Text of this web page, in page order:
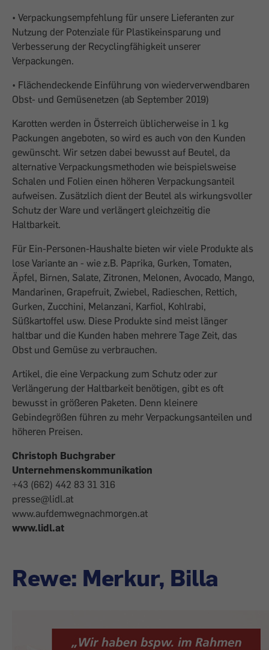
• Verpackungsempfehlung für unsere Lieferanten zur
Nutzung der Potenziale für Plastikeinsparung und
Verbesserung der Recyclingfähigkeit unserer
Verpackungen.
• Flächendeckende Einführung von wiederverwendbaren
Obst- und Gemüsenetzen (ab September 2019)
Karotten werden in Österreich üblicherweise in 1 kg
Packungen angeboten, so wird es auch von den Kunden
gewünscht. Wir setzen dabei bewusst auf Beutel, da
alternative Verpackungsmethoden wie beispielsweise
Schalen und Folien einen höheren Verpackungsanteil
aufweisen. Zusätzlich dient der Beutel als wirkungsvoller
Schutz der Ware und verlängert gleichzeitig die
Haltbarkeit.
Für Ein-Personen-Haushalte bieten wir viele Produkte als
lose Variante an - wie z.B. Paprika, Gurken, Tomaten,
Äpfel, Birnen, Salate, Zitronen, Melonen, Avocado, Mango,
Mandarinen, Grapefruit, Zwiebel, Radieschen, Rettich,
Gurken, Zucchini, Melanzani, Karfiol, Kohlrabi,
Süßkartoffel usw. Diese Produkte sind meist länger
haltbar und die Kunden haben mehrere Tage Zeit, das
Obst und Gemüse zu verbrauchen.
Artikel, die eine Verpackung zum Schutz oder zur
Verlängerung der Haltbarkeit benötigen, gibt es oft
bewusst in größeren Paketen. Denn kleinere
Gebindegrößen führen zu mehr Verpackungsanteilen und
höheren Preisen.
Christoph Buchgraber
Unternehmenskommunikation
+43 (662) 442 83 31 316
presse@lidl.at
www.aufdemwegnachmorgen.at
www.lidl.at
Rewe: Merkur, Billa